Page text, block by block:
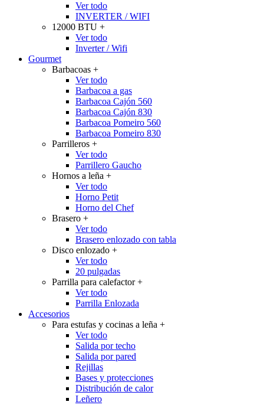
Ver todo
INVERTER / WIFI
12000 BTU +
Ver todo
Inverter / Wifi
Gourmet
Barbacoas +
Ver todo
Barbacoa a gas
Barbacoa Cajón 560
Barbacoa Cajón 830
Barbacoa Pomeiro 560
Barbacoa Pomeiro 830
Parrilleros +
Ver todo
Parrillero Gaucho
Hornos a leña +
Ver todo
Horno Petit
Horno del Chef
Brasero +
Ver todo
Brasero enlozado con tabla
Disco enlozado +
Ver todo
20 pulgadas
Parrilla para calefactor+
Ver todo
Parrilla Enlozada
Accesorios
Para estufas y cocinas a leña +
Ver todo
Salida por techo
Salida por pared
Rejillas
Bases y protecciones
Distribución de calor
Leñero